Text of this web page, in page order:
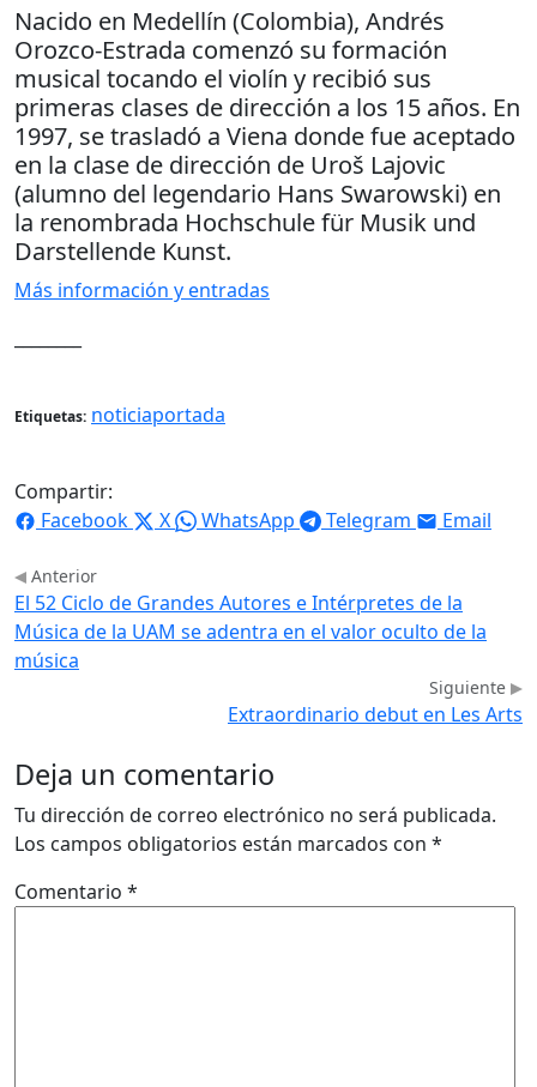
Nacido en Medellín (Colombia), Andrés
Orozco-Estrada comenzó su formación
musical tocando el violín y recibió sus
primeras clases de dirección a los 15 años. En
1997, se trasladó a Viena donde fue aceptado
en la clase de dirección de Uroš Lajovic
(alumno del legendario Hans Swarowski) en
la renombrada Hochschule für Musik und
Darstellende Kunst.
Más información y entradas
Etiquetas: noticiaportada
Compartir:
Facebook
X WhatsApp Telegram Email
Anterior
El 52 Ciclo de Grandes Autores e Intérpretes de la
Música de la UAM se adentra en el valor oculto de la
música
Siguiente
Extraordinario debut en Les Arts
Deja un comentario
Tu dirección de correo electrónico no será publicada.
Los campos obligatorios están marcados con *
Comentario *